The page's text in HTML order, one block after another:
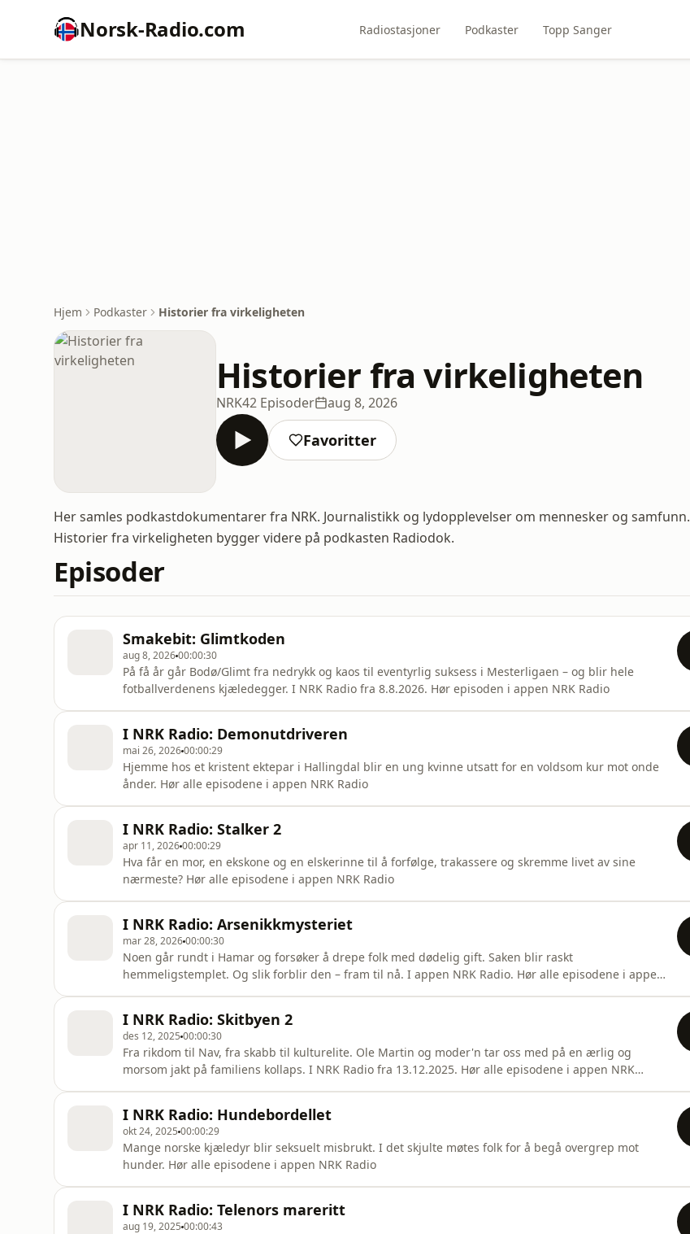
Norsk-Radio.com Radiostasjoner Podkaster Topp Sanger
Hjem Podkaster Historier fra virkeligheten
Historier fra virkeligheten
NRK42 Episoder aug 8, 2026
Favoritter
Her samles podkastdokumentarer fra NRK. Journalistikk og lydopplevelser om mennesker og samfunn.
Historier fra virkeligheten bygger videre på podkasten Radiodok.
Episoder
Smakebit: Glimtkoden
aug 8, 202600:00:30
På få år går Bodø/Glimt fra nedrykk og kaos til eventyrlig suksess i Mesterligaen – og blir hele
fotballverdenens kjæledegger. I NRK Radio fra 8.8.2026. Hør episoden i appen NRK Radio
I NRK Radio: Demonutdriveren
mai 26, 202600:00:29
Hjemme hos et kristent ektepar i Hallingdal blir en ung kvinne utsatt for en voldsom kur mot onde
ånder. Hør alle episodene i appen NRK Radio
I NRK Radio: Stalker 2
apr 11, 202600:00:29
Hva får en mor, en ekskone og en elskerinne til å forfølge, trakassere og skremme livet av sine
nærmeste? Hør alle episodene i appen NRK Radio
I NRK Radio: Arsenikkmysteriet
mar 28, 202600:00:30
Noen går rundt i Hamar og forsøker å drepe folk med dødelig gift. Saken blir raskt
hemmeligstemplet. Og slik forblir den – fram til nå. I appen NRK Radio. Hør alle episodene i appen
I NRK Radio: Skitbyen 2
des 12, 2025 00:00:30
Fra rikdom til Nav, fra skabb til kulturelite. Ole Martin og moder'n tar oss med på en ærlig og
morsom jakt på familiens kollaps. I NRK Radio fra 13.12.2025. Hør alle episodene i appen NRK
I NRK Radio: Hundebordellet
okt 24, 2025 00:00:29
Mange norske kjæledyr blir seksuelt misbrukt. I det skjulte møtes folk for å begå overgrep mot
hunder. Hør alle episodene i appen NRK Radio
I NRK Radio: Telenors mareritt
aug 19, 2025 00:00:43